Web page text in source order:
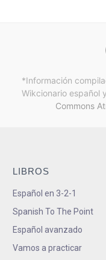
*Información
Wikcionario español y
Commons
LIBROS
Español en 3-2-1
Spanish To The Point
Español avanzado
Vamos a practicar